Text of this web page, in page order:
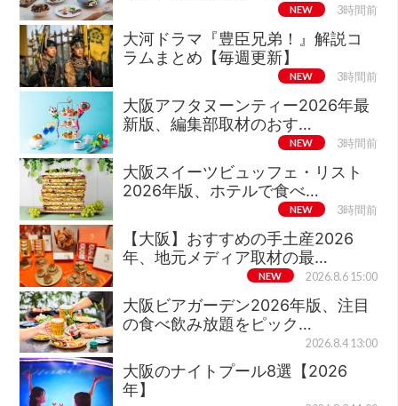
NEW 3時間前
大河ドラマ『豊臣兄弟！』解説コ
ラムまとめ【毎週更新】
NEW 3時間前
大阪アフタヌーンティー2026年最
新版、編集部取材のおす…
NEW 3時間前
大阪スイーツビュッフェ・リスト
2026年版、ホテルで食べ…
NEW 3時間前
【大阪】おすすめの手土産2026
年、地元メディア取材の最…
NEW 2026.8.6 15:00
大阪ビアガーデン2026年版、注目
の食べ飲み放題をピック…
2026.8.4 13:00
大阪のナイトプール8選【2026
年】